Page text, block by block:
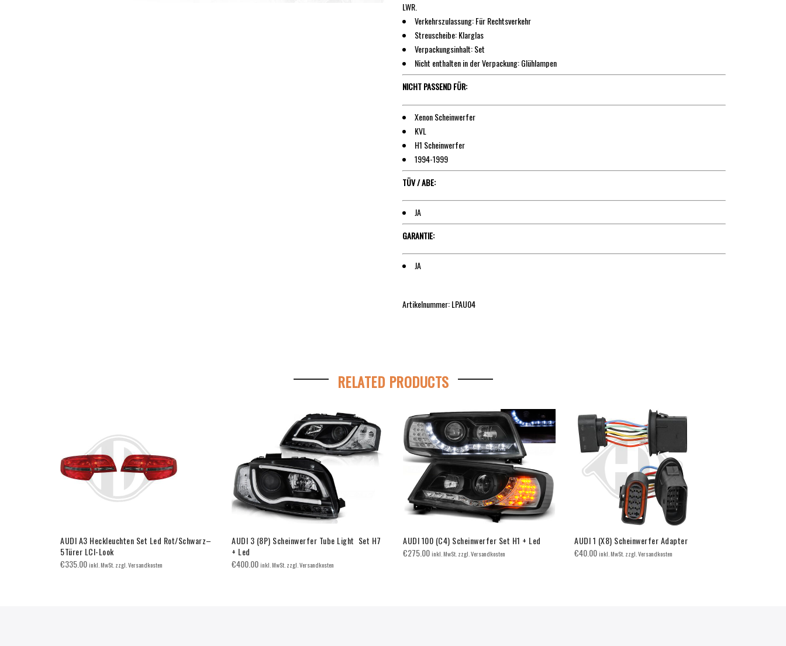
LWR.
Verkehrszulassung: Für Rechtsverkehr
Streuscheibe: Klarglas
Verpackungsinhalt: Set
Nicht enthalten in der Verpackung: Glühlampen
NICHT PASSEND FÜR:
Xenon Scheinwerfer
KVL
H1 Scheinwerfer
1994-1999
TÜV / ABE:
JA
GARANTIE:
JA
Artikelnummer: LPAU04
RELATED PRODUCTS
AUDI A3 Heckleuchten Set Led Rot/Schwarz–
5Türer LCI-Look
€335.00inkl. MwSt. zzgl. Versandkosten
AUDI 3 (8P) Scheinwerfer Tube Light Set H7
+ Led
€400.00inkl. MwSt. zzgl. Versandkosten
AUDI 100 (C4) Scheinwerfer Set H1 + Led
€275.00inkl. MwSt. zzgl. Versandkosten
AUDI 1 (X8) Scheinwerfer Adapter
€40.00inkl. MwSt. zzgl. Versandkosten